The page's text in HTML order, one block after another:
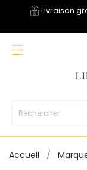
Livraison
Accueil